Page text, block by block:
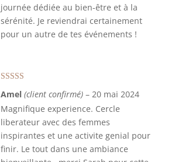
journée dédiée au bien-être et à la
sérénité. Je reviendrai certainement
pour un autre de tes événements !
Amel (client confirmé) – 20 mai 2024
Magnifique experience. Cercle
liberateur avec des femmes
inspirantes et une activite genial pour
finir. Le tout dans une ambiance